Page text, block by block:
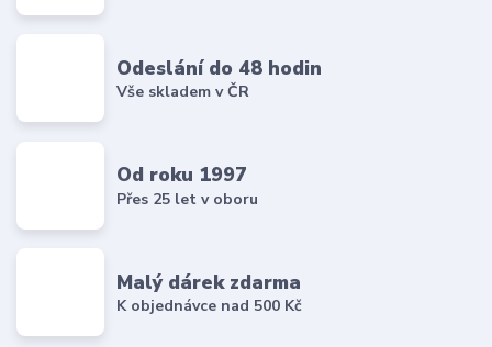
Odeslání do 48 hodin
Vše skladem v ČR
Od roku 1997
Přes 25 let v oboru
Malý dárek zdarma
K objednávce nad 500 Kč